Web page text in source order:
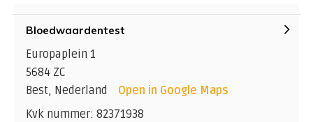
Bloedwaardentest
Europaplein 1
5684 ZC
Best, Nederland
Open in Google Maps
Kvk nummer: 82371938